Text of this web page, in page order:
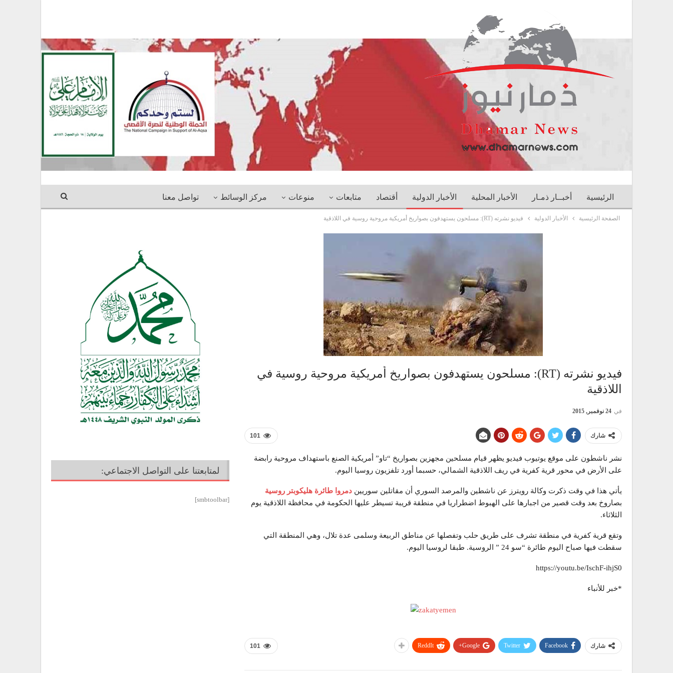
الرئيسية أخبــار ذمـار الأخبار المحلية الأخبار الدولية أقتصاد متابعات منوعات مركز الوسائط تواصل معنا
الصفحة الرئيسية الأخبار الدولية فيديو نشرته (RT): مسلحون يستهدفون بصواريخ أمريكية مروحية روسية في اللاذقية
فيديو نشرته (RT): مسلحون يستهدفون بصواريخ أمريكية مروحية روسية في
اللاذقية
في 24 نوفمبر, 2015
101 شارك
نشر ناشطون على موقع يوتيوب فيديو يظهر قيام مسلحين مجهزين بصواريخ “تاو” أمريكية الصنع باستهداف مروحية رابضة
على الأرض في محور قرية كفرية في ريف اللاذقية الشمالي، حسبما أورد تلفزيون روسيا اليوم.
يأتي هذا في وقت ذكرت وكالة رويترز عن ناشطين والمرصد السوري أن مقاتلين سوريين دمروا طائرة هليكوبتر روسية
بصاروخ بعد وقت قصير من اجبارها على الهبوط اضطراريا في منطقة قريبة تسيطر عليها الحكومة في محافظة اللاذقية يوم
الثلاثاء.
وتقع قرية كفرية في منطقة تشرف على طريق حلب وتفصلها عن مناطق الربيعة وسلمى عدة تلال، وهي المنطقة التي
سقطت فيها صباح اليوم طائرة “سو 24 ” الروسية. طبقا لروسيا اليوم.
https://youtu.be/IschF-ihjS0
*خبر للأنباء
101 شارك Facebook
Twitter
Google+
ReddIt
لمتابعتنا على التواصل الاجتماعي:
[smbtoolbar]